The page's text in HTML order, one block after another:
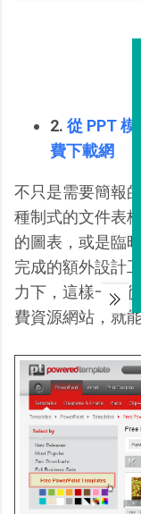
2. 從 PPT 模
費下載網
不只是需要簡報
種制式的文件表
的圖表，或是臨
完成的額外設計
力下，這樣一個
費資源網站，就